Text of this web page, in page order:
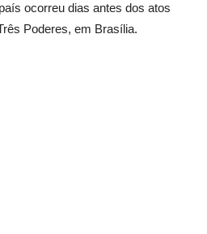
ocorreu dias antes dos atos
Poderes, em Brasília.